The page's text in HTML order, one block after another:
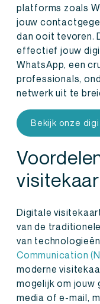
platforms zoals
jouw
dan ooit tevoren.
effectief jouw
WhatsApp, een
professionals,
netwerk uit te
Bekijk onze
Digitale
van de
van
Communication
moderne
mogelijk om jouw
media of e-mail,